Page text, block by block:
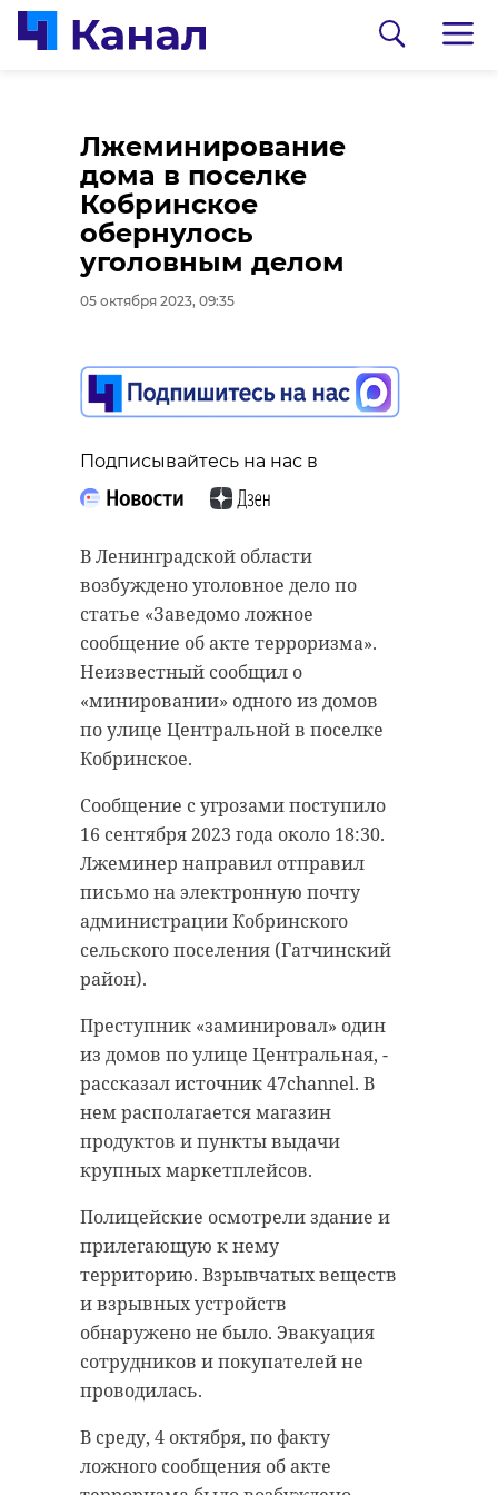
Лжеминирование
дома в поселке
Кобринское
обернулось
уголовным делом
05 октября 2023, 09:35
Подписывайтесь на нас в
В Ленинградской области
возбуждено уголовное дело по
статье «Заведомо ложное
сообщение об акте терроризма».
Неизвестный сообщил о
«минировании» одного из домов
по улице Центральной в поселке
Кобринское.
Сообщение с угрозами поступило
16 сентября 2023 года около 18:30.
Лжеминер направил отправил
письмо на электронную почту
администрации Кобринского
сельского поселения (Гатчинский
район).
Преступник «заминировал» один
из домов по улице Центральная, -
рассказал источник 47channel. В
нем располагается магазин
продуктов и пункты выдачи
крупных маркетплейсов.
Полицейские осмотрели здание и
прилегающую к нему
территорию. Взрывчатых веществ
и взрывных устройств
обнаружено не было. Эвакуация
сотрудников и покупателей не
проводилась.
В среду, 4 октября, по факту
ложного сообщения об акте
Застолье под
Кировском
закончилось для
именинника
огнестрельным
ранением головы
Подписывайтесь на нас в
Во вторник, 3 октября, около 23:30
в полицию поступило сообщение
об огнестрельном ранении в
садоводстве «Октябрьский»
(Кировский район). 47-летний
мужчина, отмечавший день
рождения, получил пулю в висок.
Как сообщил источник 47channel в
полиции, именинника
госпитализировали с открытой
черепно-мозговой травмой и
огнестрельным ранением головы.
Состояние 47-летнего
петербуржца оценивается как
На месте происшествия в
состоянии алкогольного
опьянения были задержаны трое
жителей Северной столицы в
возрасте 44, 54 и 57 лет. Старший
неуплату алиментов и
насильственные действия
сексуального характера. 44-
летний петербуржец также
неоднократно допускал
задолженность перед своим
ребенком.
Троицу доставили в отдел
полиции. На мужчин составлены